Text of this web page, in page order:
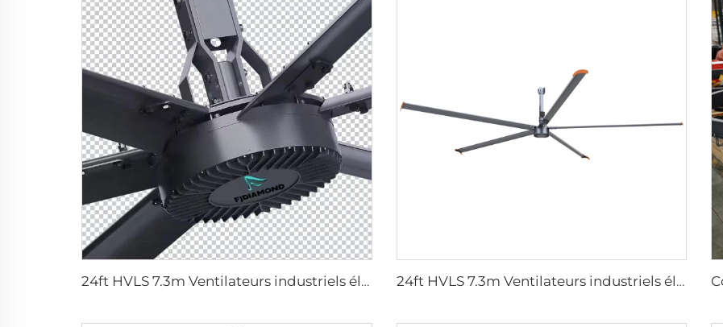
24ft HVLS 7.3m Ventilateurs industriels électriques grands pour la ventilation des entrepôts laitiers 24ft HVLS 7.3m Ventilateurs industriels électriques grands pour la ventilation des entrepôts laitiers